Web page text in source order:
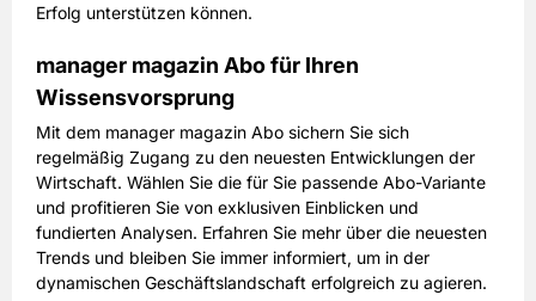
Erfolg unterstützen können.
manager magazin Abo für Ihren
Wissensvorsprung
Mit dem manager magazin Abo sichern Sie sich
regelmäßig Zugang zu den neuesten Entwicklungen der
Wirtschaft. Wählen Sie die für Sie passende Abo-Variante
und profitieren Sie von exklusiven Einblicken und
fundierten Analysen. Erfahren Sie mehr über die neuesten
Trends und bleiben Sie immer informiert, um in der
dynamischen Geschäftslandschaft erfolgreich zu agieren.